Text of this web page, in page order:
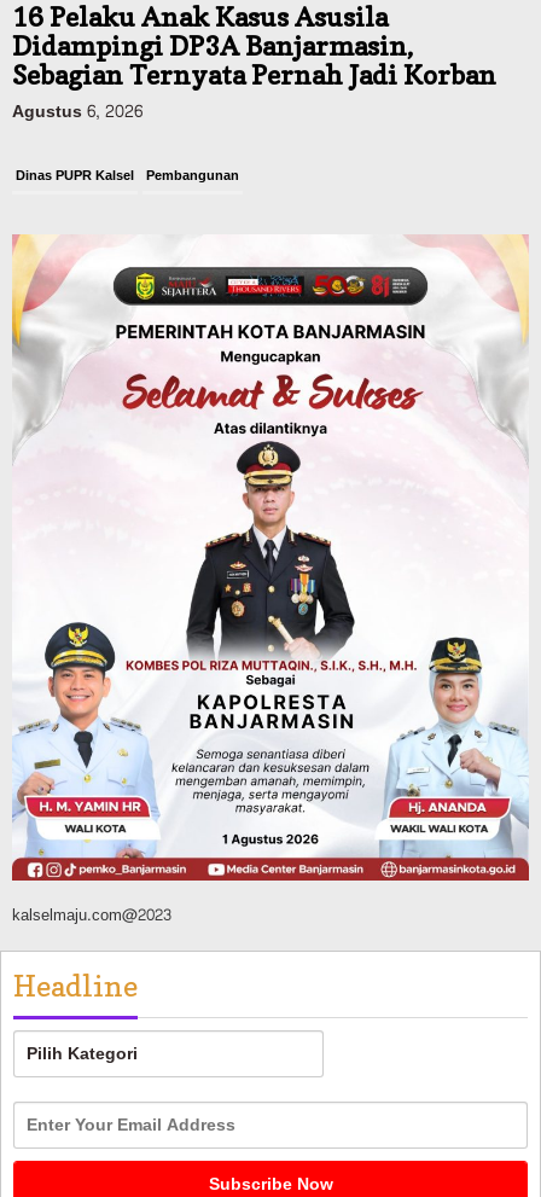
16 Pelaku Anak Kasus Asusila
Didampingi DP3A Banjarmasin,
Sebagian Ternyata Pernah Jadi Korban
Agustus 6, 2026
Dinas PUPR Kalsel Pembangunan
Pemerintah Janji Tingkatkan Fasilitas
Keselamatan Jalan Alternatif
Banjarbaru–Batulicin
Agustus 6, 2026
Dinas Kehutanan Kalsel
Tahura Sultan Adam Sempat Alami
Kebakaran Lahan, Api Berhasil
Dipadamkan, Kadishut Kalsel
Memimpin Langsung Aksi di Lapangan
Advertorial Pemkab Balangan
Silaturahmi ke DPRD Balangan, Kapolres
AKBP Arif Mansyur Perkuat Koordinasi
Keamanan Daerah
Agustus 6, 2026
kalselmaju.com@2023
Headline
Headline